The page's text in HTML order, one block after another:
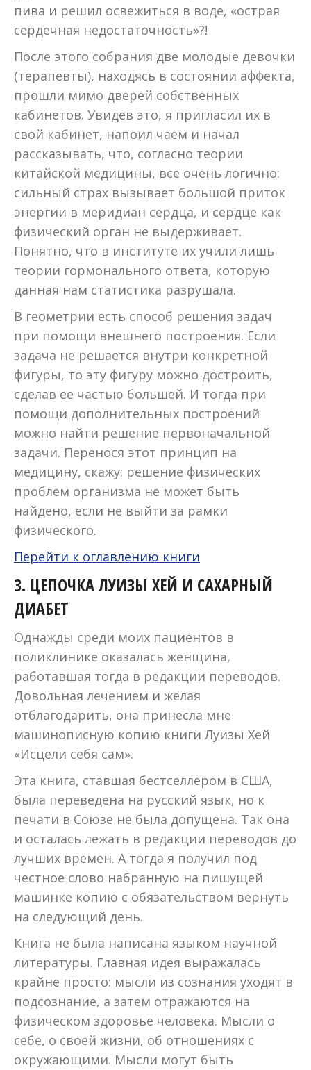
пива и решил освежиться в воде, «острая
сердечная недостаточность»?!
После этого собрания две молодые девочки
(терапевты), находясь в состоянии аффекта,
прошли мимо дверей собственных
кабинетов. Увидев это, я пригласил их в
свой кабинет, напоил чаем и начал
рассказывать, что, согласно теории
китайской медицины, все очень логично:
сильный страх вызывает большой приток
энергии в меридиан сердца, и сердце как
физический орган не выдерживает.
Понятно, что в институте их учили лишь
теории гормонального ответа, которую
данная нам статистика разрушала.
В геометрии есть способ решения задач
при помощи внешнего построения. Если
задача не решается внутри конкретной
фигуры, то эту фигуру можно достроить,
сделав ее частью большей. И тогда при
помощи дополнительных построений
можно найти решение первоначальной
задачи. Перенося этот принцип на
медицину, скажу: решение физических
проблем организма не может быть
найдено, если не выйти за рамки
физического.
Перейти к оглавлению книги
3. ЦЕПОЧКА ЛУИЗЫ ХЕЙ И САХАРНЫЙ
ДИАБЕТ
Однажды среди моих пациентов в
поликлинике оказалась женщина,
работавшая тогда в редакции переводов.
Довольная лечением и желая
отблагодарить, она принесла мне
машинописную копию книги Луизы Хей
«Исцели себя сам».
Эта книга, ставшая бестселлером в США,
была переведена на русский язык, но к
печати в Союзе не была допущена. Так она
и осталась лежать в редакции переводов до
лучших времен. А тогда я получил под
честное слово набранную на пишущей
машинке копию с обязательством вернуть
на следующий день.
Книга не была написана языком научной
литературы. Главная идея выражалась
крайне просто: мысли из сознания уходят в
подсознание, а затем отражаются на
физическом здоровье человека. Мысли о
себе, о своей жизни, об отношениях с
окружающими. Мысли могут быть